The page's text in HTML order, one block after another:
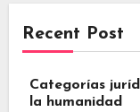
Recent Post
Categorías
la humanidad